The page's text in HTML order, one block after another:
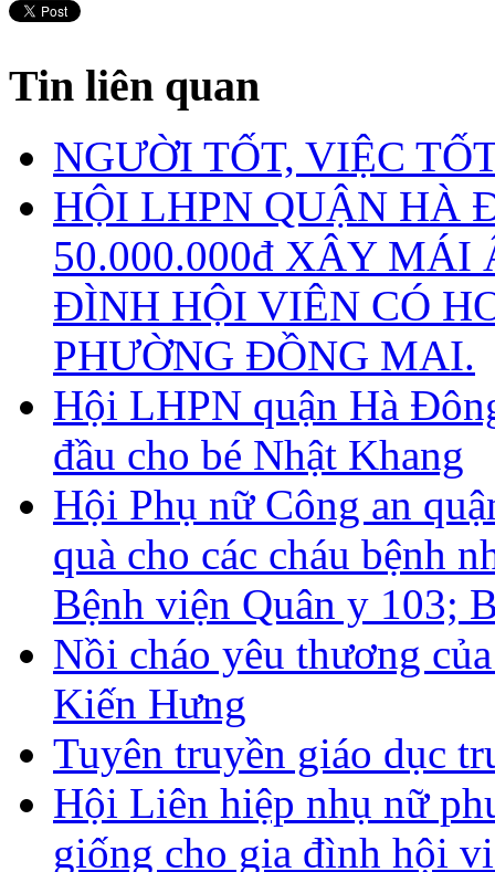
Tin liên quan
NGƯỜI TỐT, VIỆC
HỘI LHPN QUẬN HÀ
50.000.000đ XÂY MÁI
ĐÌNH HỘI VIÊN CÓ
PHƯỜNG ĐỒNG MAI.
Hội LHPN quận Hà
đầu cho bé Nhật Khang
Hội Phụ nữ Công an
quà cho các cháu bệnh
Bệnh viện Quân y 103;
Nồi cháo yêu thương
Kiến Hưng
Tuyên truyền giáo dục
Hội Liên hiệp nhụ nữ
giống cho gia đình hội